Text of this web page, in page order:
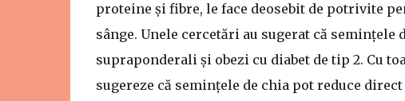
proteine ​​și fibre, le face deosebit de potrivite
sânge. Unele cercetări au sugerat că
supraponderali și obezi cu diabet de tip 2. Cu
sugereze că semințele de chia pot reduce